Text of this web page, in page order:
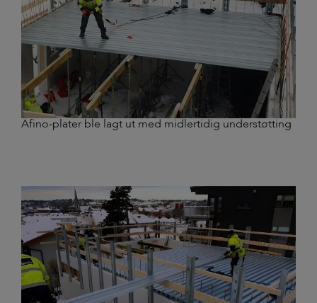
Afino-plater ble lagt ut med midlertidig understøtting